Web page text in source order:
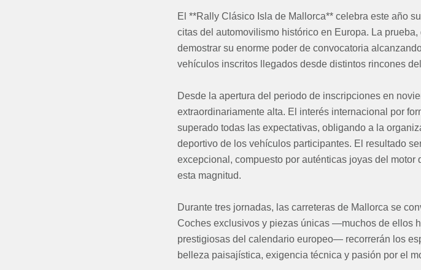
El **Rally Clásico Isla de Mallorca** celebra este año
citas del automovilismo histórico en Europa. La
demostrar su enorme poder de convocatoria
vehículos inscritos llegados desde distintos rincones
Desde la apertura del periodo de inscripciones en
extraordinariamente alta. El interés internacional por
superado todas las expectativas, obligando a la
deportivo de los vehículos participantes. El resultado
excepcional, compuesto por auténticas joyas del
esta magnitud.
Durante tres jornadas, las carreteras de Mallorca se
Coches exclusivos y piezas únicas —muchos de ellos
prestigiosas del calendario europeo— recorrerán los
belleza paisajística, exigencia técnica y pasión por el